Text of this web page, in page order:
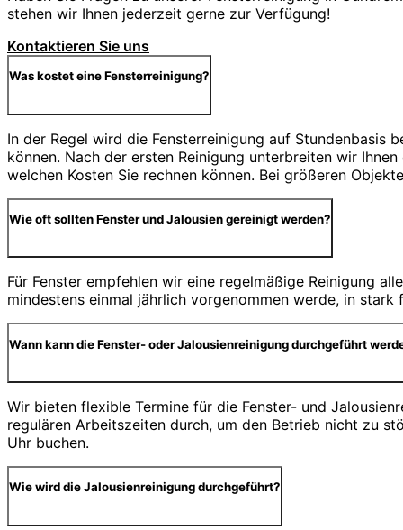
stehen wir Ihnen jederzeit gerne zur Verfügung!
Kontaktieren Sie uns
Was kostet eine Fensterreinigung?
In der Regel wird die Fensterreinigung auf Stundenbasis
können. Nach der ersten Reinigung unterbreiten wir
welchen Kosten Sie rechnen können. Bei größeren
Wie oft sollten Fenster und Jalousien gereinigt werden?
Für Fenster empfehlen wir eine regelmäßige Reinigung
mindestens einmal jährlich vorgenommen werde, in
Wann kann die Fenster- oder Jalousienreinigung durchgeführt
Wir bieten flexible Termine für die Fenster- und
regulären Arbeitszeiten durch, um den Betrieb nicht zu
Uhr buchen.
Wie wird die Jalousienreinigung durchgeführt?